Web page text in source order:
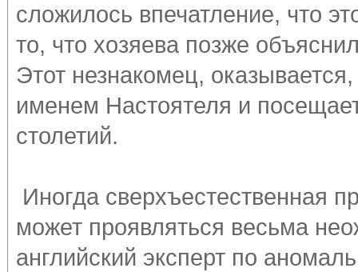
сложилось впечатление, что
то, что хозяева позже
Этот незнакомец,
именем Настоятеля и
столетий.
Иногда сверхъестественная
может проявляться весьма
английский эксперт по